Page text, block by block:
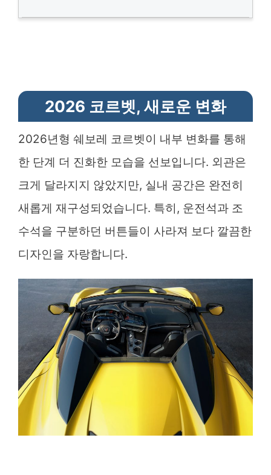
2026 코르벳, 새로운 변화
2026년형 쉐보레 코르벳이 내부 변화를 통해
한 단계 더 진화한 모습을 선보입니다. 외관은
크게 달라지지 않았지만, 실내 공간은 완전히
새롭게 재구성되었습니다. 특히, 운전석과 조
수석을 구분하던 버튼들이 사라져 보다 깔끔한
디자인을 자랑합니다.